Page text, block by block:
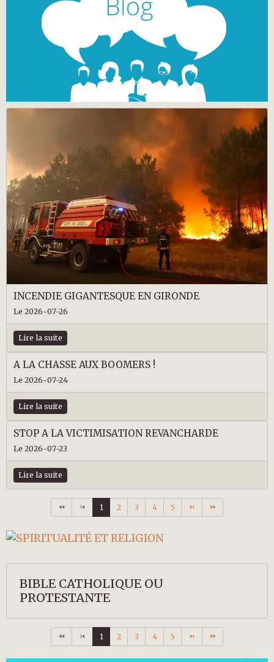
INCENDIE GIGANTESQUE EN GIRONDE
Le 2026-07-26
Lire la suite
A LA CHASSE AUX BOOMERS !
Le 2026-07-24
Lire la suite
STOP A LA VICTIMISATION REVANCHARDE
Le 2026-07-23
Lire la suite
1 2 3 4 5
BIBLE CATHOLIQUE OU
PROTESTANTE
1 2 3 4 5